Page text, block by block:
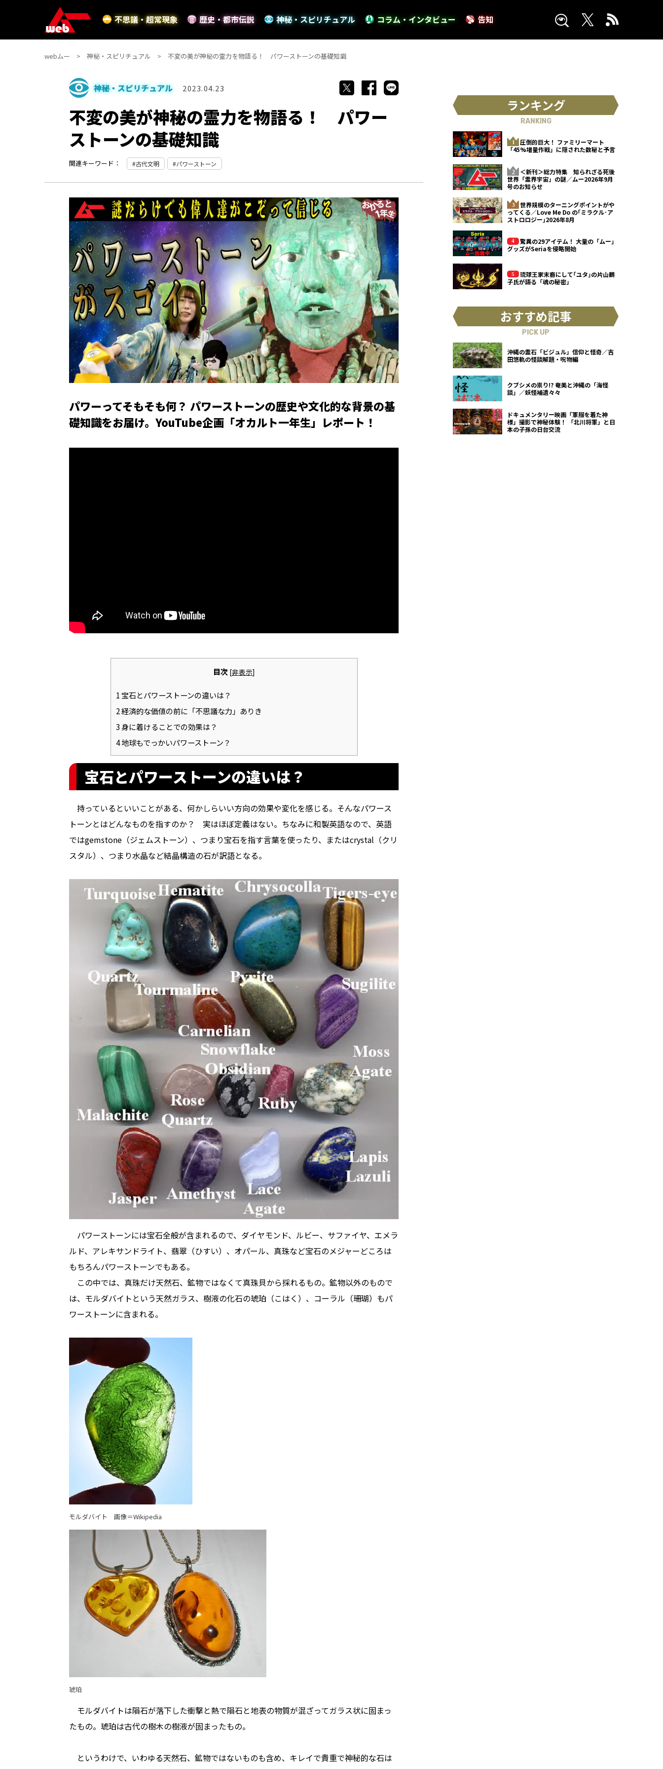
不思議・超常現象 歴史・都市伝説 神秘・スピリチュアル コラム・インタビュー 告知
webムー 神秘・スピリチュアル 不変の美が神秘の霊力を物語る！ パワーストーンの基礎知識
神秘・スピリチュアル 2023.04.23
不変の美が神秘の霊力を物語る！ パワー
ストーンの基礎知識
関連キーワード： 古代文明 パワーストーン
パワーってそもそも何？ パワーストーンの歴史や文化的な背景の基
礎知識をお届け。YouTube企画「オカルト一年生」レポート！
目次 [非表示]
1 宝石とパワーストーンの違いは？
2経済的な価値の前に「不思議な力」ありき
3 身に着けることでの効果は？
4地球もでっかいパワーストーン？
宝石とパワーストーンの違いは？
持っているといいことがある、何かしらいい方向の効果や変化を感じる。そんなパワース
トーンとはどんなものを指すのか？ 実はほぼ定義はない。ちなみに和製英語なので、英語
ではgemstone（ジェムストーン）、つまり宝石を指す言葉を使ったり、またはcrystal（クリ
スタル）、つまり水晶など結晶構造の石が訳語となる。
パワーストーンには宝石全般が含まれるので、ダイヤモンド、ルビー、サファイヤ、エメラ
ルド、アレキサンドライト、翡翠（ひすい）、オパール、真珠など宝石のメジャーどころは
もちろんパワーストーンでもある。
この中では、真珠だけ天然石、鉱物ではなくて真珠貝から採れるもの。鉱物以外のもので
は、モルダバイトという天然ガラス、樹液の化石の琥珀（こはく）、コーラル（珊瑚）もパ
ワーストーンに含まれる。
モルダバイト 画像＝Wikipedia
琥珀
モルダバイトは隕石が落下した衝撃と熱で隕石と地表の物質が混ざってガラス状に固まっ
たもの。琥珀は古代の樹木の樹液が固まったもの。
というわけで、いわゆる天然石、鉱物ではないものも含め、キレイで貴重で神秘的な石は
ランキング
RANKING
圧倒的巨大！ ファミリーマート
「45%増量作戦」に隠された数秘と予言
＜新刊＞総力特集 知られざる死後
世界「霊界宇宙」の謎／ムー2026年9月
号のお知らせ
世界規模のターニングポイントがや
ってくる／Love Me Do の｢ミラクル･ア
ストロロジー｣2026年8月
驚異の29アイテム！ 大量の「ムー」
グッズがSeriaを侵略開始
琉球王家末裔にして｢ユタ｣の片山鶴
子氏が語る「魂の秘密」
おすすめ記事
PICK UP
沖縄の霊石「ビジュル」信仰と怪奇／吉
田悠軌の怪談解題・呪物編
クブシメの祟り!? 奄美と沖縄の「海怪
談」／妖怪補遺々々
ドキュメンタリー映画「軍服を着た神
様」撮影で神秘体験！ 「北川将軍」と日
本の子孫の日台交流